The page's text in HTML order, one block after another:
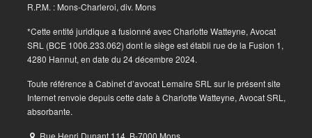
R.P.M. : Mons-Charleroi, div. Mons
*Cette entité juridique a fusionné avec Charlotte Watteyne, Avocat
SRL (BCE 1006.233.062) dont le siège est établi rue de la Fusion 1,
4280 Hannut, en date du 24 décembre 2024.
Toute référence à Cabinet d’avocat Lemaire SRL sur le présent site
Internet renvoie depuis cette date à Charlotte Watteyne, Avocat SRL,
absorbante.
Rue Henri Dunant 114, B-7000 Mons